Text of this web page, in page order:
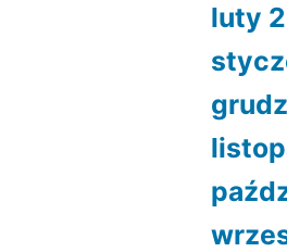
luty